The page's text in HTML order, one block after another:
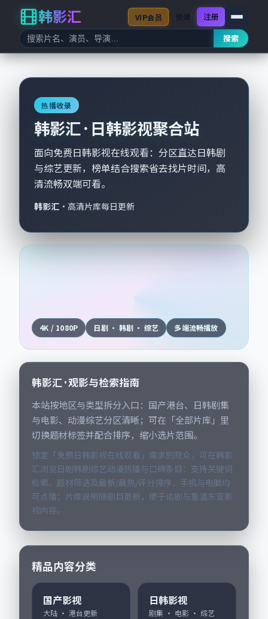
韩影汇
搜索
VIP会员 注册
热播收录
韩影汇 · 日韩影视聚合站
面向免费日韩影视在线观看：分区直达日韩剧
与综艺更新，榜单结合搜索省去找片时间，高
清流畅双端可看。
韩影汇 · 高清片库每日更新
4K / 1080P 日剧 · 韩剧 · 综艺 多端流畅播放
韩影汇 · 观影与检索指南
本站按地区与类型拆分入口：国产港台、日韩剧集
与电影、动漫综艺分区清晰；可在「全部片库」里
切换题材标签并配合排序，缩小选片范围。
锁定「免费日韩影视在线观看」需求的观众，可在韩影
汇浏览日剧韩剧综艺动漫热播与口碑条目：支持关键词
检索、题材筛选及最新/最热/评分排序，手机与电脑均
可点播；片库说明随剧目更新，便于追剧与重温东亚影
视内容。
精品内容分类
国产影视
大陆 · 港台更新
日韩影视
剧集 · 电影 · 综艺